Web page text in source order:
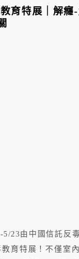
育特展｜解癮
23由中國信託反
育特展！不僅室